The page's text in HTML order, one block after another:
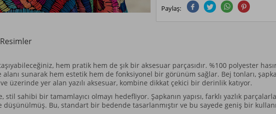
Paylaş:
Resimler
hem pratik hem de şık bir aksesuar parçasıdır. %100 polyester
alanı sunarak hem estetik hem de fonksiyonel bir görünüm sağlar. Bej tonları,
üzerinde yer alan yazılı aksesuar, kombine dikkat çekici bir derinlik katıyor.
sahibi bir tamamlayıcı olmayı hedefliyor. Şapkanın yapısı, farklı yazlık
Bu, standart bir bedende tasarlanmıştır ve bu sayede geniş bir